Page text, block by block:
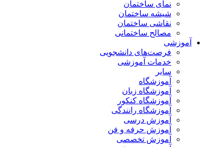
نمای ساختمان
شیشه ساختمان
نقاشی ساختمان
مصالح ساختمانی
آموزشی
فرصت‌های دانشجویی
خدمات آموزشی
سایر
آموزشگاه
آموزشگاه زبان
آموزشگاه کنکور
آموزشگاه رانندگی
آموزش درسی
آموزش حرفه و فن
آموزش تخصصی